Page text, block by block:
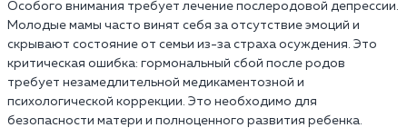
Особого внимания требует лечение послеродовой депрессии.
Молодые мамы часто винят себя за отсутствие эмоций и
скрывают состояние от семьи из-за страха осуждения. Это
критическая ошибка: гормональный сбой после родов
требует незамедлительной медикаментозной и
психологической коррекции. Это необходимо для
безопасности матери и полноценного развития ребенка.